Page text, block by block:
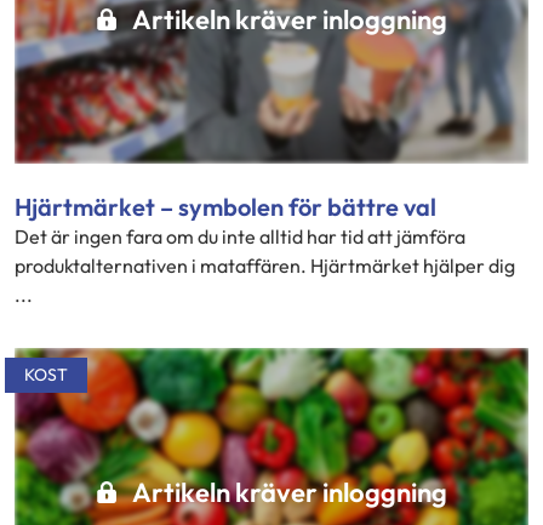
Artikeln kräver inloggning
Hjärtmärket – symbolen för bättre val
Det är ingen fara om du inte alltid har tid att jämföra
produktalternativen i mataffären. Hjärtmärket hjälper dig
...
Artikeln kräver inloggning
KOST